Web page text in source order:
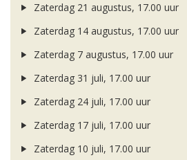
Zaterdag 21 augustus, 17.00 uur
Zaterdag 14 augustus, 17.00 uur
Zaterdag 7 augustus, 17.00 uur
Zaterdag 31 juli, 17.00 uur
Zaterdag 24 juli, 17.00 uur
Zaterdag 17 juli, 17.00 uur
Zaterdag 10 juli, 17.00 uur